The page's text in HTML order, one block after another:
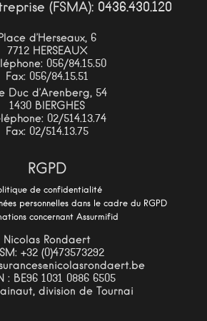
(FSMA): 0436.430.120
Place d’Herseaux, 6
7712 HERSEAUX
056/84.15.50
Fax: 056/84.15.51
Duc d’Arenberg, 54
1430 BIERGHES
02/514.13.74
Fax: 02/514.13.75
RGPD
de confidentialité
personnelles dans le cadre du RGPD
concernant Assurmifid
Nicolas Rondaert
+32 (0)473573292
: BE96 1031 0886 6505
division de Tournai